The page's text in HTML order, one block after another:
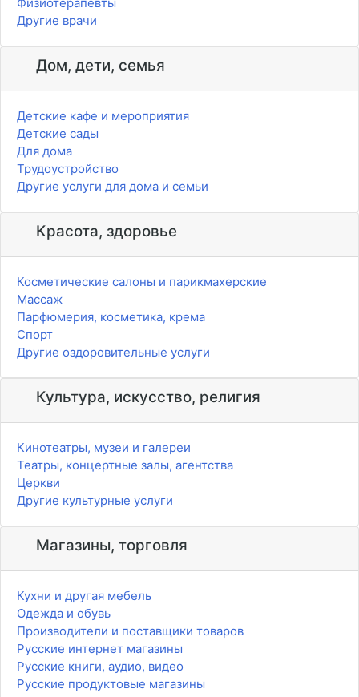
Другие врачи
Дом, дети, семья
Детские кафе и мероприятия
Детские сады
Для дома
Трудоустройство
Другие услуги для дома и семьи
Красота, здоровье
Косметические салоны и парикмахерские
Массаж
Парфюмерия, косметика, крема
Спорт
Другие оздоровительные услуги
Культура, искусство, религия
Кинотеатры, музеи и галереи
Театры, концертные залы, агентства
Церкви
Другие культурные услуги
Магазины, торговля
Кухни и другая мебель
Одежда и обувь
Производители и поставщики товаров
Русские интернет магазины
Русские книги, аудио, видео
Русские продуктовые магазины